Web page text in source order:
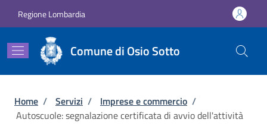
Regione Lombardia
Comune di Osio Sotto
Briciole di pane
Home / Servizi / Imprese e commercio /
Autoscuole: segnalazione certificata di avvio dell'attività